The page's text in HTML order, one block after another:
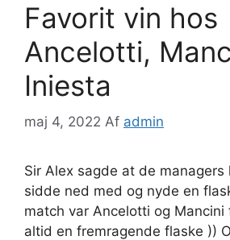
Favorit vin hos
Ancelotti,
Iniesta
maj 4, 2022 Af admin
Sir Alex sagde at de managers
sidde ned med og nyde en
match var Ancelotti og
altid en fremragende flaske ))